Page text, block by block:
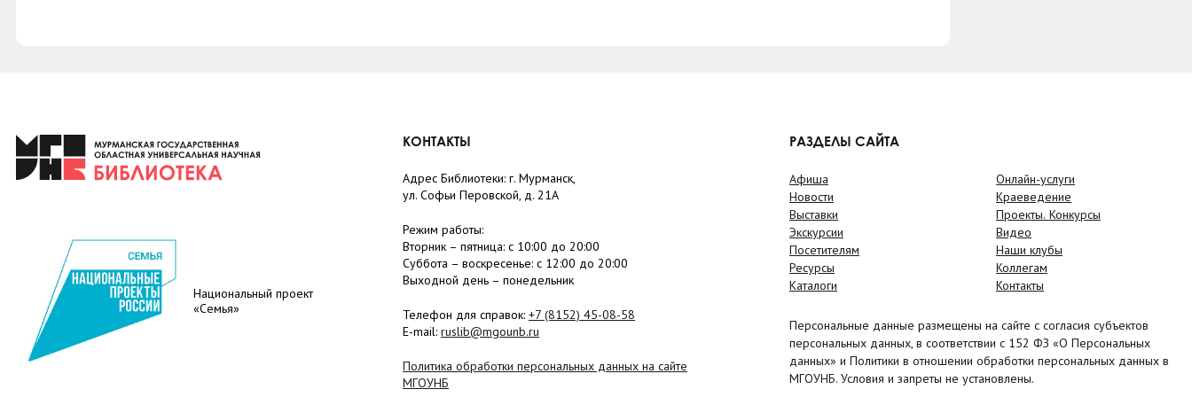
Национальный проект
«Семья»
КОНТАКТЫ
Адрес Библиотеки: г. Мурманск,
ул. Софьи Перовской, д. 21А
Режим работы:
Вторник – пятница: с 10:00 до 20:00
Суббота – воскресенье: c 12:00 до 20:00
Выходной день – понедельник
Телефон для справок: +7 (8152) 45-08-58
E-mail: ruslib@mgounb.ru
Политика обработки персональных данных на сайте
МГОУНБ
РАЗДЕЛЫ САЙТА
Афиша
Новости
Выставки
Экскурсии
Посетителям
Ресурсы
Каталоги
Онлайн-услуги
Краеведение
Проекты. Конкурсы
Видео
Наши клубы
Коллегам
Контакты
Персональные данные размещены на сайте с согласия субъектов
персональных данных, в соответствии с 152 ФЗ «О Персональных
данных» и Политики в отношении обработки персональных данных в
МГОУНБ. Условия и запреты не установлены.